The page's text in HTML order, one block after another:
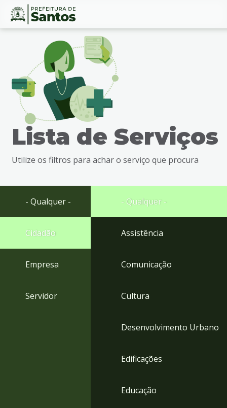
Ir
busca
Ir
rodapé
Conteúdo
Lista de Serviços
Utilize os filtros para achar o serviço que procura
- Qualquer -
Cidadão
Empresa
Servidor
- Qualquer -
Assistência
Comunicação
Cultura
Desenvolvimento Urbano
Edificações
Educação